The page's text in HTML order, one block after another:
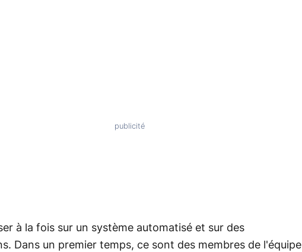
à la fois sur un système automatisé et sur des
Dans un premier temps, ce sont des membres de l'équipe